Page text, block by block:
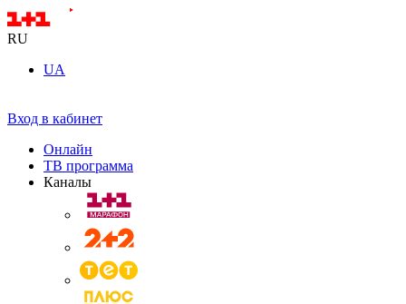
RU
UA
Вход в кабинет
Онлайн
ТВ программа
Каналы